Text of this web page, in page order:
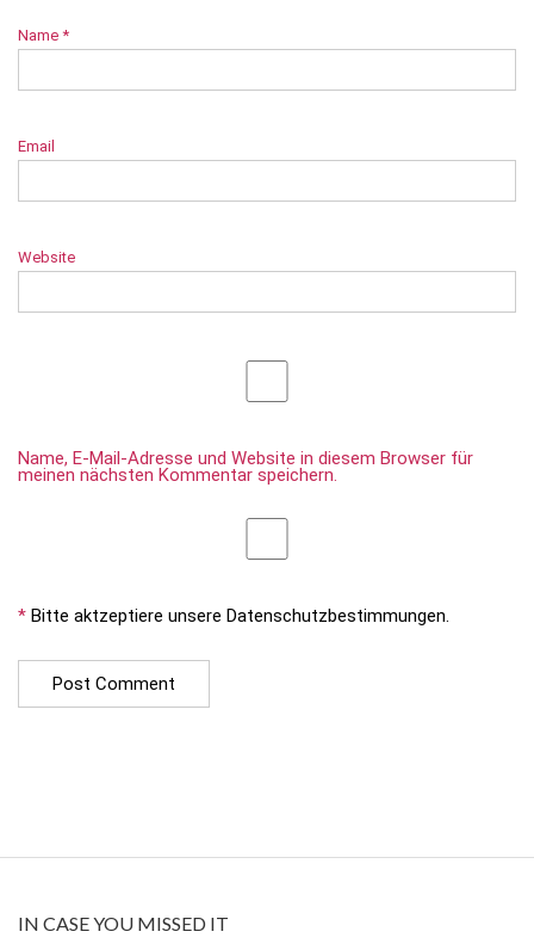
Name *
Email
Website
Name, E-Mail-Adresse und Website in diesem Browser für
meinen nächsten Kommentar speichern.
* Bitte aktzeptiere unsere Datenschutzbestimmungen.
IN CASE YOU MISSED IT